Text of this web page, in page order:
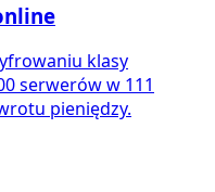
klasy
serwerów w 111
pieniędzy.